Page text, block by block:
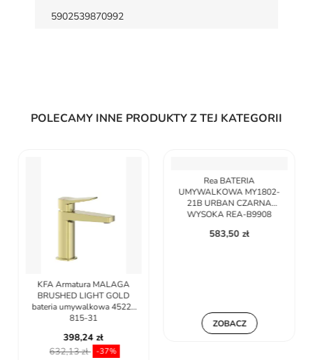
5902539870992
POLECAMY INNE PRODUKTY Z TEJ KATEGORII
KFA Armatura MALAGA
BRUSHED LIGHT GOLD
bateria umywalkowa 4522-
815-31
398,24 zł
632,13 zł -37%
WYSOKA REA-B9908
583,50 zł